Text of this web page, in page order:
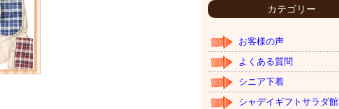
イ
ブ
カテゴリー
お客様の声
よくある質問
シニア下着
シャデイギフトサラダ館